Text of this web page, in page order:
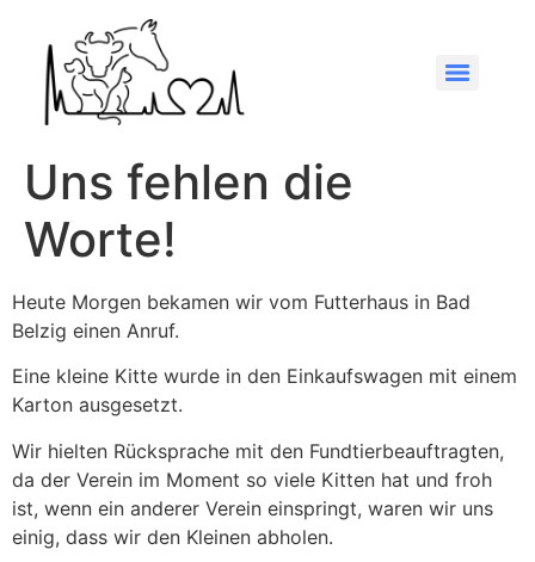
Uns fehlen die
Worte!
Heute Morgen bekamen wir vom Futterhaus in Bad
Belzig einen Anruf.
Eine kleine Kitte wurde in den Einkaufswagen mit einem
Karton ausgesetzt.
Wir hielten Rücksprache mit den Fundtierbeauftragten,
da der Verein im Moment so viele Kitten hat und froh
ist, wenn ein anderer Verein einspringt, waren wir uns
einig, dass wir den Kleinen abholen.